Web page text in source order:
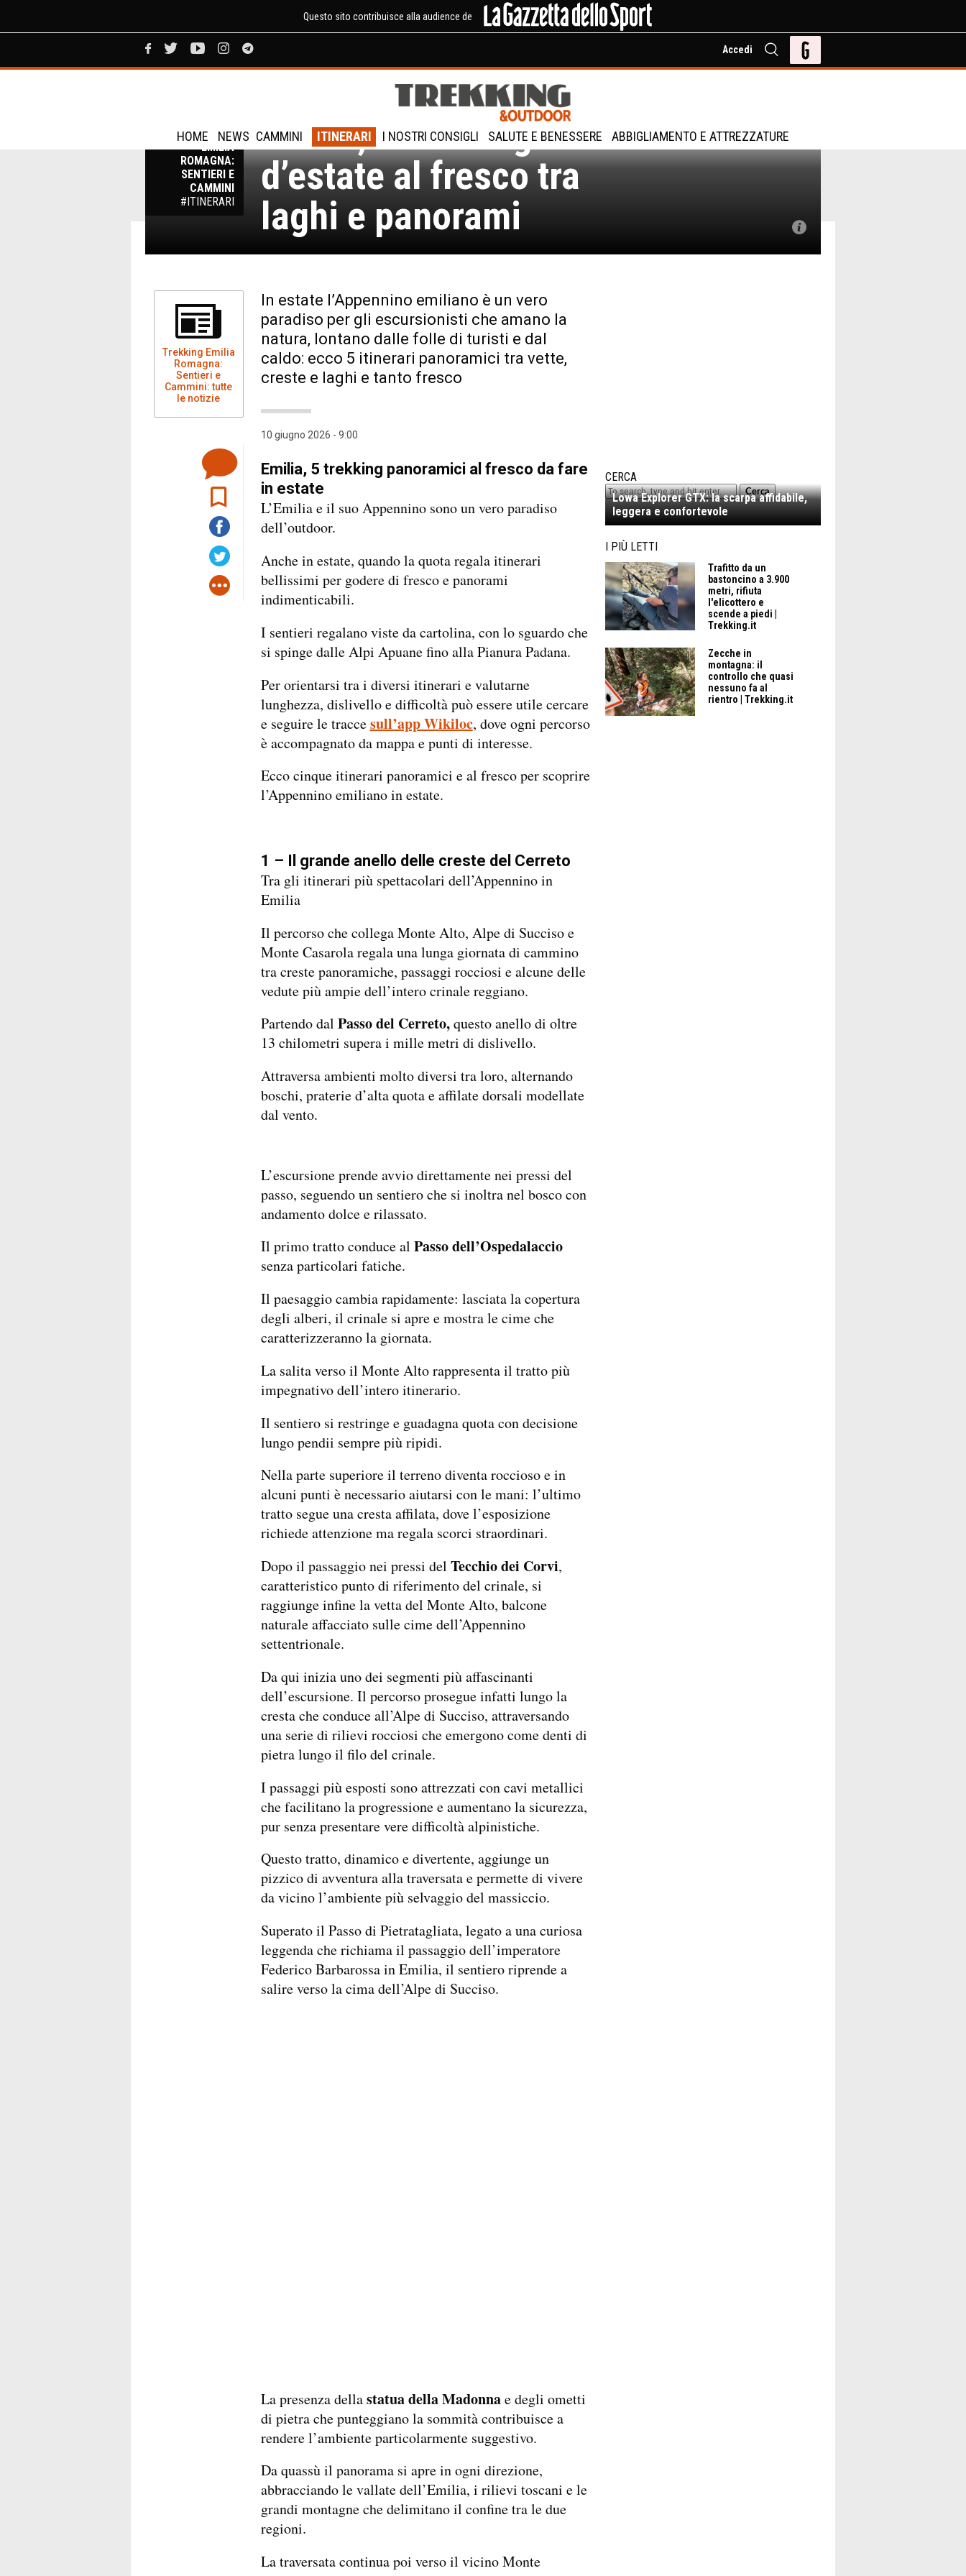
Questo sito contribuisce alla audience de
Accedi
HOME NEWS CAMMINI ITINERARI I NOSTRI CONSIGLI SALUTE E BENESSERE ABBIGLIAMENTO E ATTREZZATURE
TREKKING
EMILIA
ROMAGNA:
SENTIERI E
CAMMINI
#ITINERARI
Emilia, 5 trekking
d’estate al fresco tra
laghi e panorami
Trekking Emilia
Romagna:
Sentieri e
Cammini: tutte
le notizie
In estate l’Appennino emiliano è un vero
paradiso per gli escursionisti che amano la
natura, lontano dalle folle di turisti e dal
caldo: ecco 5 itinerari panoramici tra vette,
creste e laghi e tanto fresco
10 giugno 2026 - 9:00
Emilia, 5 trekking panoramici al fresco da fare
in estate
L’Emilia e il suo Appennino sono un vero paradiso
dell’outdoor.
Anche in estate, quando la quota regala itinerari
bellissimi per godere di fresco e panorami
indimenticabili.
I sentieri regalano viste da cartolina, con lo sguardo che
si spinge dalle Alpi Apuane fino alla Pianura Padana.
Per orientarsi tra i diversi itinerari e valutarne
lunghezza, dislivello e difficoltà può essere utile cercare
e seguire le traccesull’app Wikiloc, dove ogni percorso
è accompagnato da mappa e punti di interesse.
Ecco cinque itinerari panoramici e al fresco per scoprire
l’Appennino emiliano in estate.
1 – Il grande anello delle creste del Cerreto
Tra gli itinerari più spettacolari dell’Appennino in
Emilia
Il percorso che collega Monte Alto, Alpe di Succiso e
Monte Casarola regala una lunga giornata di cammino
tra creste panoramiche, passaggi rocciosi e alcune delle
vedute più ampie dell’intero crinale reggiano.
Partendo dal Passo del Cerreto,questo anello di oltre
13 chilometri supera i mille metri di dislivello.
Attraversa ambienti molto diversi tra loro, alternando
boschi, praterie d’alta quota e affilate dorsali modellate
dal vento.
L’escursione prende avvio direttamente nei pressi del
passo, seguendo un sentiero che si inoltra nel bosco con
andamento dolce e rilassato.
Il primo tratto conduce al Passo dell’Ospedalaccio
senza particolari fatiche.
Il paesaggio cambia rapidamente: lasciata la copertura
degli alberi, il crinale si apre e mostra le cime che
caratterizzeranno la giornata.
La salita verso il Monte Alto rappresenta il tratto più
impegnativo dell’intero itinerario.
Il sentiero si restringe e guadagna quota con decisione
lungo pendii sempre più ripidi.
Nella parte superiore il terreno diventa roccioso e in
alcuni punti è necessario aiutarsi con le mani: l’ultimo
tratto segue una cresta affilata, dove l’esposizione
richiede attenzione ma regala scorci straordinari.
Dopo il passaggio nei pressi del Tecchio dei Corvi,
caratteristico punto di riferimento del crinale, si
raggiunge infine la vetta del Monte Alto, balcone
naturale affacciato sulle cime dell’Appennino
settentrionale.
Da qui inizia uno dei segmenti più affascinanti
dell’escursione. Il percorso prosegue infatti lungo la
cresta che conduce all’Alpe di Succiso, attraversando
una serie di rilievi rocciosi che emergono come denti di
pietra lungo il filo del crinale.
I passaggi più esposti sono attrezzati con cavi metallici
che facilitano la progressione e aumentano la sicurezza,
pur senza presentare vere difficoltà alpinistiche.
Questo tratto, dinamico e divertente, aggiunge un
pizzico di avventura alla traversata e permette di vivere
da vicino l’ambiente più selvaggio del massiccio.
Superato il Passo di Pietratagliata, legato a una curiosa
leggenda che richiama il passaggio dell’imperatore
Federico Barbarossa in Emilia, il sentiero riprende a
salire verso la cima dell’Alpe di Succiso.
La presenza dellastatua della Madonnae degli ometti
di pietra che punteggiano la sommità contribuisce a
rendere l’ambiente particolarmente suggestivo.
Da quassù il panorama si apre in ogni direzione,
abbracciando le vallate dell’Emilia, i rilievi toscani e le
grandi montagne che delimitano il confine tra le due
regioni.
La traversata continua poi verso il vicino Monte
CERCA
Cerca
Lowa Explorer GTX: la scarpa affidabile,
leggera e confortevole
I PIÙ LETTI
Trafitto da un
bastoncino a 3.900
metri, rifiuta
l'elicottero e
scende a piedi |
Trekking.it
Zecche in
montagna: il
controllo che quasi
nessuno fa al
rientro | Trekking.it